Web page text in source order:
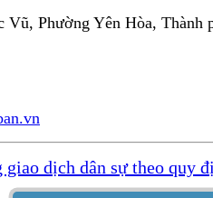
Vũ, Phường Yên Hòa, Thành
dịch dân sự theo quy